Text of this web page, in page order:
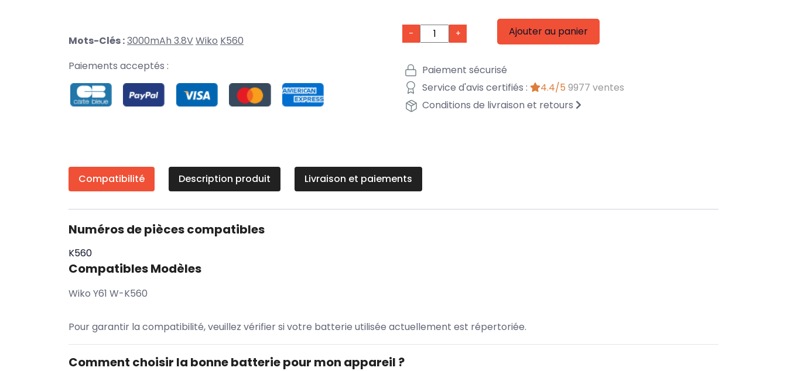
Mots-Clés :3000mAh 3.8VWiko K560
Paiements acceptés :
- + Ajouter au panier
Paiement sécurisé
Service d'avis certifiés :
4.4/5 9977 ventes
Conditions de livraison et retours
Compatibilité Description produit Livraison et paiements
Numéros de pièces compatibles
K560
Compatibles Modèles
Wiko Y61 W-K560
Pour garantir la compatibilité, veuillez vérifier si votre batterie utilisée actuellement est répertoriée.
Comment choisir la bonne batterie pour mon appareil ?